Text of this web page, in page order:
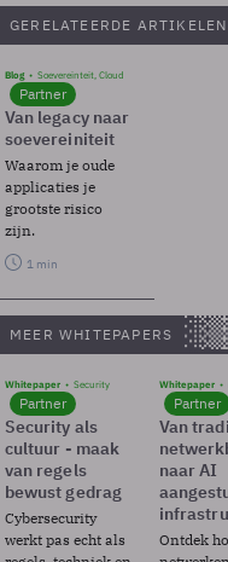
GERELATEERDE ARTIKELEN
Blog Soevereinteit, Cloud
Partner
Van legacy naar
soevereiniteit
Waarom je oude
applicaties je
grootste risico
zijn.
1 min
MEER WHITEPAPERS
Whitepaper Security
Partner
Security als
cultuur - maak
van regels
bewust gedrag
Cybersecurity
werkt pas echt als
Whitepaper
Partner
Van
naar AI
Ontdek